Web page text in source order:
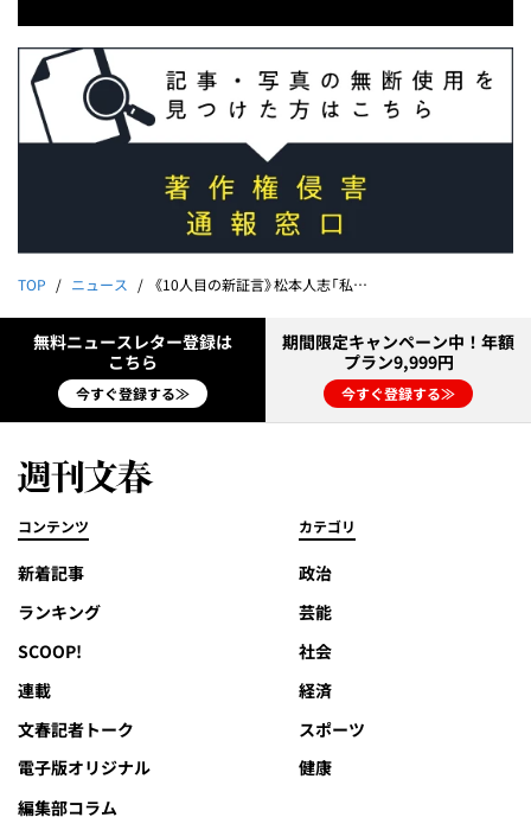
TOP ニュース 《10人目の新証言》松本人志「私の顔を無理やり下半身に…」マッサージ店での暴挙を女性店員＆夫が告発
無料ニュースレター登録は
こちら
今すぐ登録する≫
期間限定キャンペーン中！年額
プラン9,999円
今すぐ登録する≫
コンテンツ
新着記事
ランキング
SCOOP!
連載
文春記者トーク
電子版オリジナル
編集部コラム
カテゴリ
政治
芸能
社会
経済
スポーツ
健康